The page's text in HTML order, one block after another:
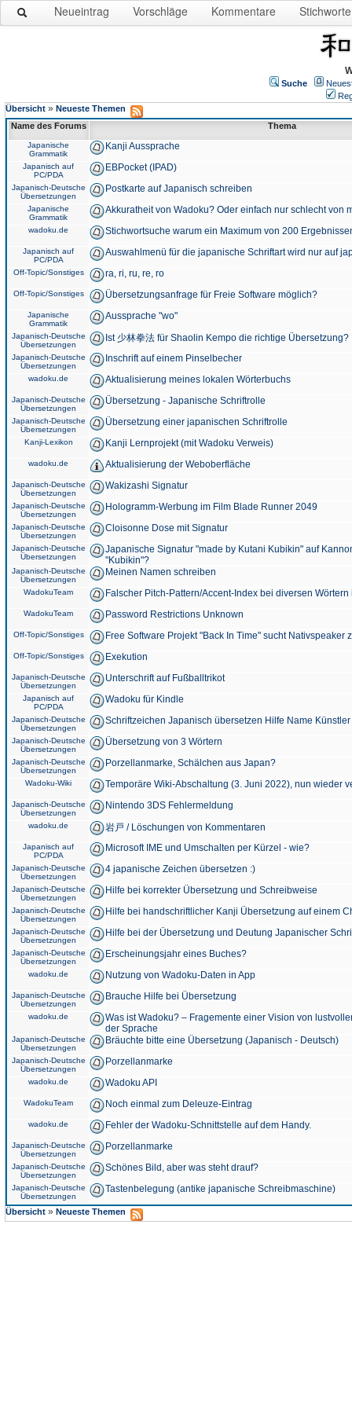
Neueintrag Vorschläge Kommentare Stichworte
Suche
Übersicht » Neueste Themen
Name des Forums
Thema
Japanische
Grammatik
Kanji Aussprache
Japanisch auf
PC/PDA
EBPocket (IPAD)
Japanisch-Deutsche
Übersetzungen
Postkarte auf Japanisch schreiben
Japanische
Grammatik
Akkuratheit von Wadoku? Oder einfach nur schlecht von
wadoku.de Stichwortsuche warum ein Maximum von 200
Japanisch auf
PC/PDA
Auswahlmenü für die japanische Schriftart wird nur auf
Off-Topic/Sonstiges ra, ri, ru, re, ro
Off-Topic/Sonstiges Übersetzungsanfrage für Freie Software möglich?
Japanische
Grammatik
Aussprache "wo"
Japanisch-Deutsche
Übersetzungen
Ist 少林拳法 für Shaolin Kempo die richtige Übersetzung?
Japanisch-Deutsche
Übersetzungen
Inschrift auf einem Pinselbecher
wadoku.de Aktualisierung meines lokalen Wörterbuchs
Japanisch-Deutsche
Übersetzungen
Übersetzung - Japanische Schriftrolle
Japanisch-Deutsche
Übersetzungen
Übersetzung einer japanischen Schriftrolle
Kanji-Lexikon Kanji Lernprojekt (mit Wadoku Verweis)
wadoku.de Aktualisierung der Weboberfläche
Japanisch-Deutsche
Übersetzungen
Wakizashi Signatur
Japanisch-Deutsche
Übersetzungen
Hologramm-Werbung im Film Blade Runner 2049
Japanisch-Deutsche
Übersetzungen
Cloisonne Dose mit Signatur
Japanisch-Deutsche
Übersetzungen
Japanische Signatur "made by Kutani Kubikin" auf
"Kubikin"?
Japanisch-Deutsche
Übersetzungen
Meinen Namen schreiben
WadokuTeam Falscher Pitch-Pattern/Accent-Index bei diversen
WadokuTeam Password Restrictions Unknown
Off-Topic/Sonstiges Free Software Projekt "Back In Time" sucht Nativspeaker
Off-Topic/Sonstiges Exekution
Japanisch-Deutsche
Übersetzungen
Unterschrift auf Fußballtrikot
Japanisch auf
PC/PDA
Wadoku für Kindle
Japanisch-Deutsche
Übersetzungen
Schriftzeichen Japanisch übersetzen Hilfe Name
Japanisch-Deutsche
Übersetzungen
Übersetzung von 3 Wörtern
Japanisch-Deutsche
Übersetzungen
Porzellanmarke, Schälchen aus Japan?
Wadoku-Wiki Temporäre Wiki-Abschaltung (3. Juni 2022), nun wieder
Japanisch-Deutsche
Übersetzungen
Nintendo 3DS Fehlermeldung
wadoku.de 岩戸 / Löschungen von Kommentaren
Japanisch auf
PC/PDA
Microsoft IME und Umschalten per Kürzel - wie?
Japanisch-Deutsche
Übersetzungen
4 japanische Zeichen übersetzen :)
Japanisch-Deutsche
Übersetzungen
Hilfe bei korrekter Übersetzung und Schreibweise
Japanisch-Deutsche
Übersetzungen
Hilfe bei handschriftlicher Kanji Übersetzung auf einem
Japanisch-Deutsche
Übersetzungen
Hilfe bei der Übersetzung und Deutung Japanischer
Japanisch-Deutsche
Übersetzungen
Erscheinungsjahr eines Buches?
wadoku.de Nutzung von Wadoku-Daten in App
Japanisch-Deutsche
Übersetzungen
Brauche Hilfe bei Übersetzung
wadoku.de
Was ist Wadoku? – Fragemente einer Vision von
der Sprache
Japanisch-Deutsche
Übersetzungen
Bräuchte bitte eine Übersetzung (Japanisch - Deutsch)
Japanisch-Deutsche
Übersetzungen
Porzellanmarke
wadoku.de Wadoku API
WadokuTeam Noch einmal zum Deleuze-Eintrag
wadoku.de Fehler der Wadoku-Schnittstelle auf dem Handy.
Japanisch-Deutsche
Übersetzungen
Porzellanmarke
Japanisch-Deutsche
Übersetzungen
Schönes Bild, aber was steht drauf?
Japanisch-Deutsche
Übersetzungen
Tastenbelegung (antike japanische Schreibmaschine)
Übersicht » Neueste Themen